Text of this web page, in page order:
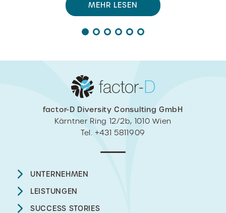
MEHR LESEN
factor-D Diversity Consulting GmbH
Kärntner Ring 12/2b, 1010 Wien
Tel. +431 5811909
UNTERNEHMEN
LEISTUNGEN
SUCCESS STORIES